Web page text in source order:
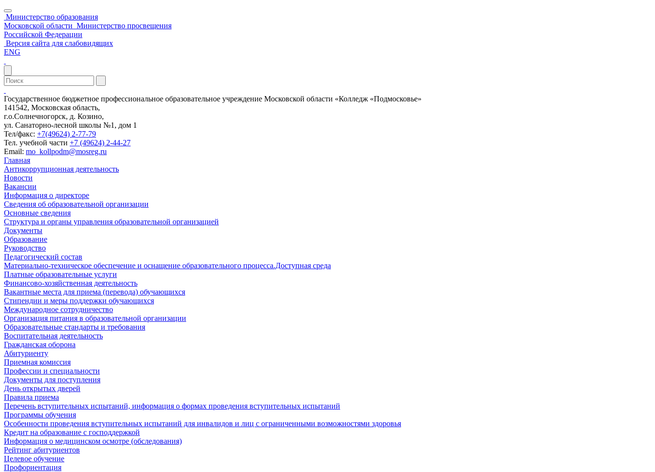
Министерство образования
Московской области Министерство просвещения
Российской Федерации
Версия сайта для слабовидящих
ENG
Государственное бюджетное профессиональное образовательное учреждение Московской области «Колледж «Подмосковье»
141542, Московская область,
г.о.Солнечногорск, д. Козино,
ул. Санаторно-лесной школы №1, дом 1
Тел/факс: +7(49624) 2-77-79
Тел. учебной части +7 (49624) 2-44-27
Email: mo_kollpodm@mosreg.ru
Главная
Антикоррупционная деятельность
Новости
Вакансии
Информация о директоре
Сведения об образовательной организации
Основные сведения
Структура и органы управления образовательной организацией
Документы
Образование
Руководство
Педагогический состав
Материально-техническое обеспечение и оснащение образовательного процесса.Доступная среда
Платные образовательные услуги
Финансово-хозяйственная деятельность
Вакантные места для приема (перевода) обучающихся
Стипендии и меры поддержки обучающихся
Международное сотрудничество
Организация питания в образовательной организации
Образовательные стандарты и требования
Воспитательная деятельность
Гражданская оборона
Абитуриенту
Приемная комиссия
Профессии и специальности
Документы для поступления
День открытых дверей
Правила приема
Перечень вступительных испытаний, информация о формах проведения вступительных испытаний
Программы обучения
Особенности проведения вступительных испытаний для инвалидов и лиц с ограниченными возможностями здоровья
Кредит на образование с господдержкой
Информация о медицинском осмотре (обследования)
Рейтинг абитуриентов
Целевое обучение
Профориентация